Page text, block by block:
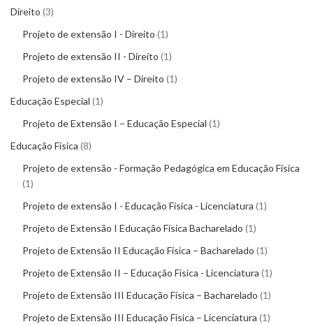
Direito 3
Projeto de extensão I - Direito 1
Projeto de extensão II - Direito 1
Projeto de extensão IV – Direito 1
Educação Especial 1
Projeto de Extensão I – Educação Especial 1
Educação Física 8
Projeto de extensão - Formação Pedagógica em Educação Física
1
Projeto de extensão I - Educação Física - Licenciatura 1
Projeto de Extensão I Educação Física Bacharelado 1
Projeto de Extensão II Educação Física – Bacharelado 1
Projeto de Extensão II – Educação Física - Licenciatura 1
Projeto de Extensão III Educação Física – Bacharelado 1
Projeto de Extensão III Educação Física – Licenciatura 1